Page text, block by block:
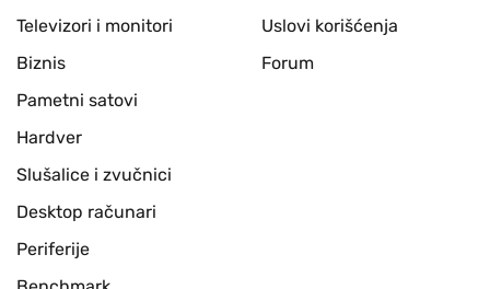
Televizori i monitori
Biznis
Pametni satovi
Hardver
Slušalice i zvučnici
Desktop računari
Periferije
Uslovi korišćenja
Forum